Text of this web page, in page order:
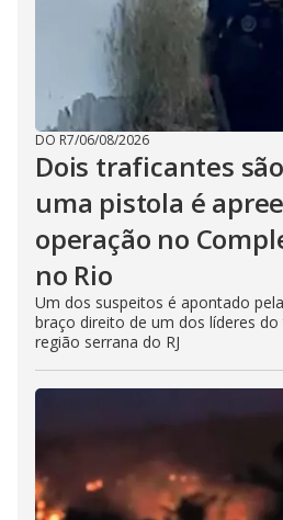
DO R7/06/08/2026
Dois traficantes
uma pistola é
operação no
no Rio
Um dos suspeitos é apontado
braço direito de um dos líderes
região serrana do RJ